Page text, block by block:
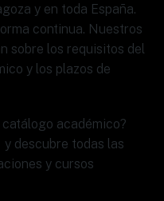
y en toda España.
continua. Nuestros
sobre los requisitos del
y los plazos de
académico?
y descubre todas las
y cursos